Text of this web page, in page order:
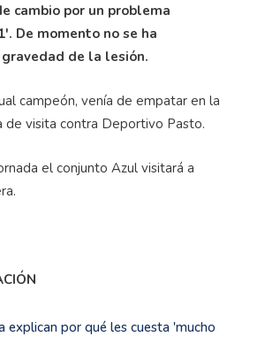
cambio por un problema
De momento no se ha
de la lesión.
campeón, venía de empatar en la
de visita contra Deportivo Pasto.
el conjunto Azul visitará a
explican por qué les cuesta 'mucho